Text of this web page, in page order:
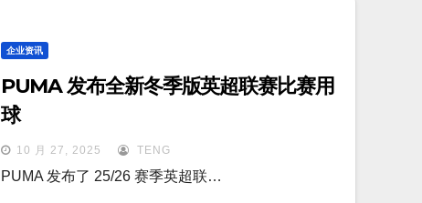
企业资讯
PUMA 发布全新冬季版英超联赛比赛用
球
10 月 27, 2025 TENG
PUMA 发布了 25/26 赛季英超联…